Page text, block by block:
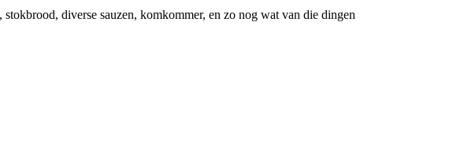
diverse sauzen, komkommer, en zo nog wat van die dingen